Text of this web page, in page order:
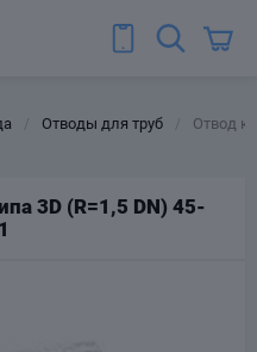
Отводы для труб Отвод
3D (R=1,5 DN) 45-